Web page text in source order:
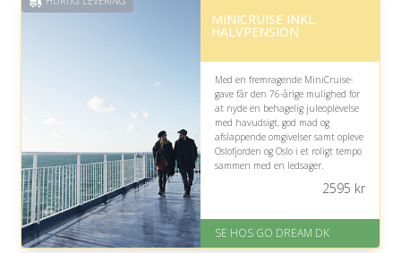
MINICRUISE INKL.
HALVPENSION
Med en fremragende MiniCruise-
gave får den 76-årige mulighed for
at nyde en behagelig juleoplevelse
med havudsigt, god mad og
afslappende omgivelser samt opleve
Oslofjorden og Oslo i et roligt tempo
sammen med en ledsager.
2595 kr
SE HOS GO DREAM DK